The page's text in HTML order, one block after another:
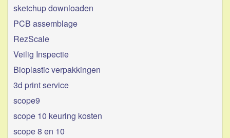
sketchup downloaden
PCB assemblage
RezScale
Veilig Inspectie
Bioplastic verpakkingen
3d print service
scope9
scope 10 keuring kosten
scope 8 en 10